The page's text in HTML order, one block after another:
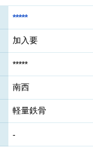
*****
加入要
*****
南西
軽量鉄骨
-